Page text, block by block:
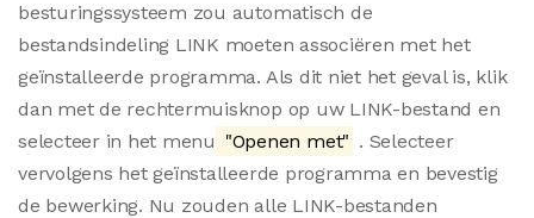
besturingssysteem zou automatisch de
bestandsindeling LINK moeten associëren met het
geïnstalleerde programma. Als dit niet het geval is, klik
dan met de rechtermuisknop op uw LINK-bestand en
selecteer in het menu "Openen met" . Selecteer
vervolgens het geïnstalleerde programma en bevestig
de bewerking. Nu zouden alle LINK-bestanden